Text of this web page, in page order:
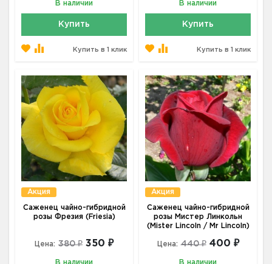
В наличии
Купить
Купить в 1 клик
В наличии
Купить
Купить в 1 клик
Акция
Саженец чайно-гибридной
розы Фрезия (Friesia)
Цена: 380 ₽ 350 ₽
В наличии
Акция
Саженец чайно-гибридной
розы Мистер Линкольн
(Mister Lincoln / Mr Lincoln)
Цена: 440 ₽ 400 ₽
В наличии